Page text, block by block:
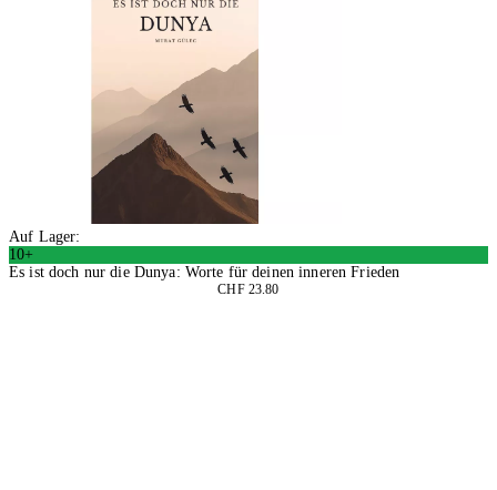
Auf Lager:
10+
Es ist doch nur die Dunya: Worte für deinen inneren Frieden
CHF 23.80